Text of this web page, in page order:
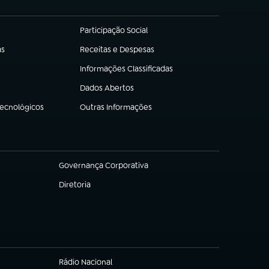
Participação Social
(abre em nova aba)
Receitas e Despesas
(abre em nova aba)
Informações Classificadas
(abre em nova aba)
Dados Abertos
(abre em nova aba)
Outras Informações
(abre em nova aba)
Governança Corporativa
(abre em nova aba)
Diretoria
(abre em nova aba)
Rádio Nacional
(abre em nova aba)